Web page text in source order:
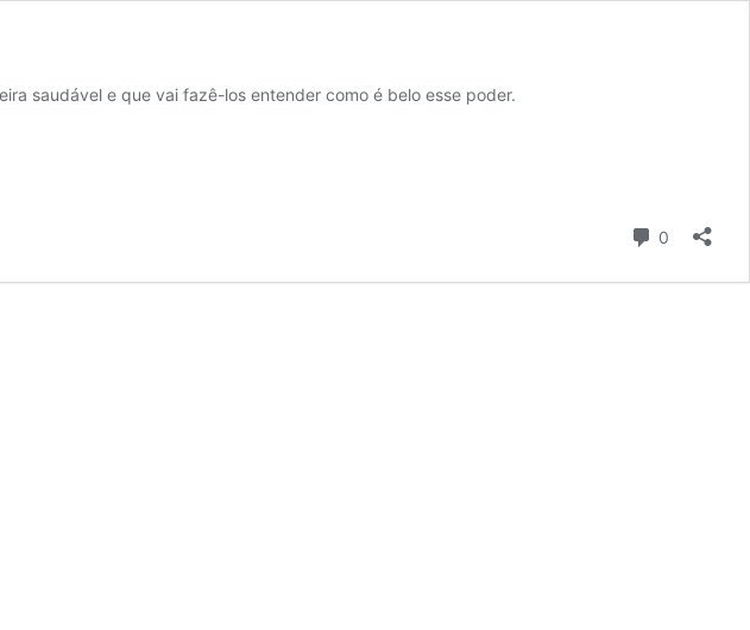
saudável e que vai fazê-los entender como é belo esse poder.
0